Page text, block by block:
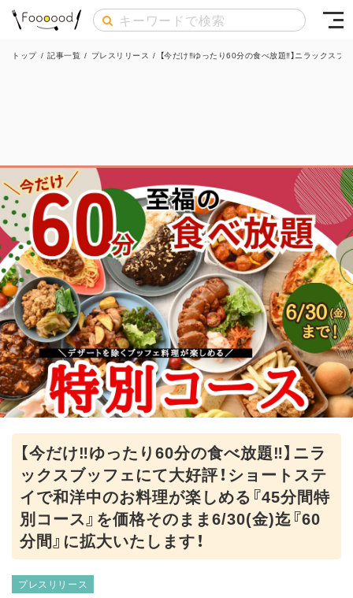
トップ / 記事一覧 / プレスリリース / 【今だけ‼ゆったり60分の食べ放題‼】ニラックス
【今だけ‼ゆったり60分の食べ放題‼】ニラ
ックスブッフェにて大好評！ショートステ
イで和洋中のお料理が楽しめる『45分間特
別コース』を価格そのまま6/30(金)迄『60
分間』に拡大いたします！
プレスリリース